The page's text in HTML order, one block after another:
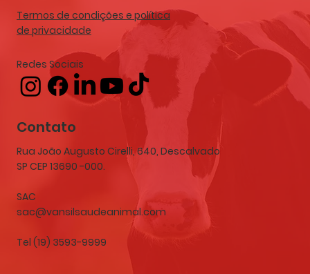
Termos de condições e política
de privacidade
Redes Sociais
Contato
Rua João Augusto Cirelli, 640, Descalvado
SP CEP 13690 -000.
SAC
sac@vansilsaudeanimal.com
Tel (19) 3593-9999